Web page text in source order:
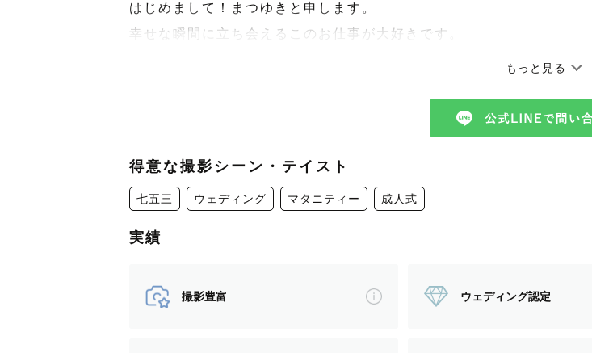
はじめまして！まつゆきと申します。
幸せな瞬間に立ち会えるこのお仕事が大好きです。
祖父、父が写真が好きで、家族写真がたくさんある家で育ちました。
ある日妹が生まれたこと、けらけら笑い始めたこと、七五三の袖に砂
写真があるから、鮮明に蘇る家族の思い出がわたしのなかにたくさんあ
子どもは奇想天外で、大人の思い通りにはいかなくて、
もっと見る
得意な撮影シーン・テイスト
七五三 ウェディング マタニティー 成人式
実績
撮影豊富 ウェディング認定